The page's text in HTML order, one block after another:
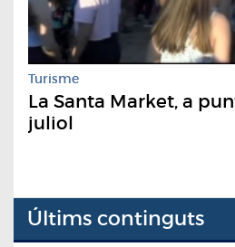
Turisme
La Santa Market, a
juliol
Últims continguts